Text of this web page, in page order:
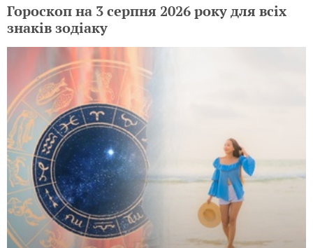
Гороскоп на 3 серпня 2026 року для всіх
знаків зодіаку